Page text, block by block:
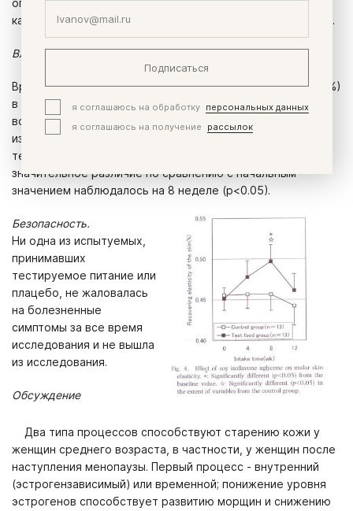
опытной группе была выше, чем в контрольной группе в
каждой временной точке, но различие не было значимым.
Влияние тестируемого питания на эластичность кожи щек.
Временные изменения в восстановлении эластичности (%)
в каждой группе иллюстрирует Рисунок 4. Хотя
восстановление эластичности по большей части не
изменилось в контрольной группе, оно проявляло
тенденцию к возрастанию в опытной группе, а
значительное различие по сравнению с начальным
значением наблюдалось на 8 неделе (р<0.05).
Безопасность.
Ни одна из испытуемых,
принимавших
тестируемое питание или
плацебо, не жаловалась
на болезненные
симптомы за все время
исследования и не вышла
из исследования.
Обсуждение
Два типа процессов способствуют старению кожи у
женщин среднего возраста, в частности, у женщин после
наступления менопаузы. Первый процесс - внутренний
(эстрогензависимый) или временной; понижение уровня
эстрогенов способствует развитию морщин и снижению
Подписаться
я соглашаюсь на обработку
персональных данных
я соглашаюсь на получение
рассылок